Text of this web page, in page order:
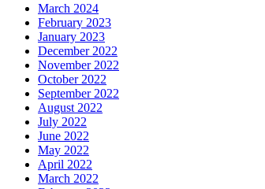
March 2024
February 2023
January 2023
December 2022
November 2022
October 2022
September 2022
August 2022
July 2022
June 2022
May 2022
April 2022
March 2022